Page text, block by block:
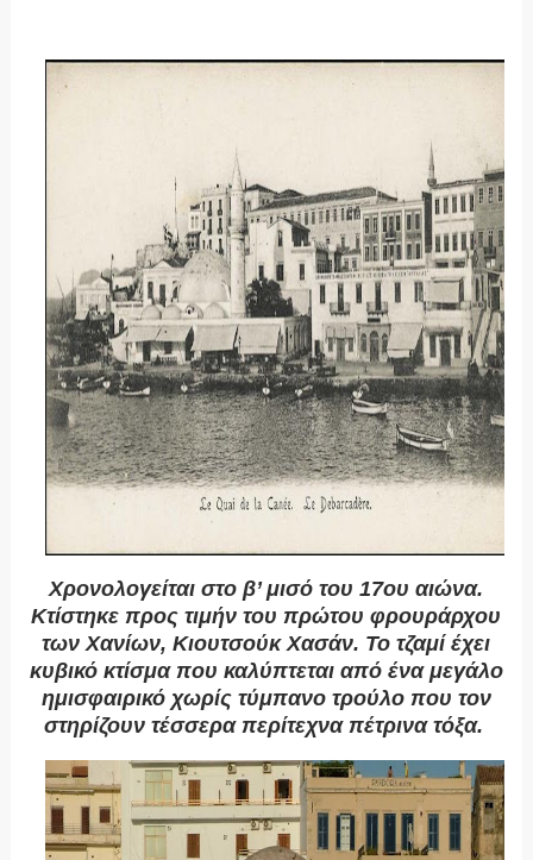
Χρονολογείται στο β’ μισό του 17ου αιώνα.
Κτίστηκε προς τιμήν του πρώτου φρουράρχου
των Χανίων, Κιουτσούκ Χασάν. Το τζαμί έχει
κυβικό κτίσμα που καλύπτεται από ένα μεγάλο
ημισφαιρικό χωρίς τύμπανο τρούλο που τον
στηρίζουν τέσσερα περίτεχνα πέτρινα τόξα.